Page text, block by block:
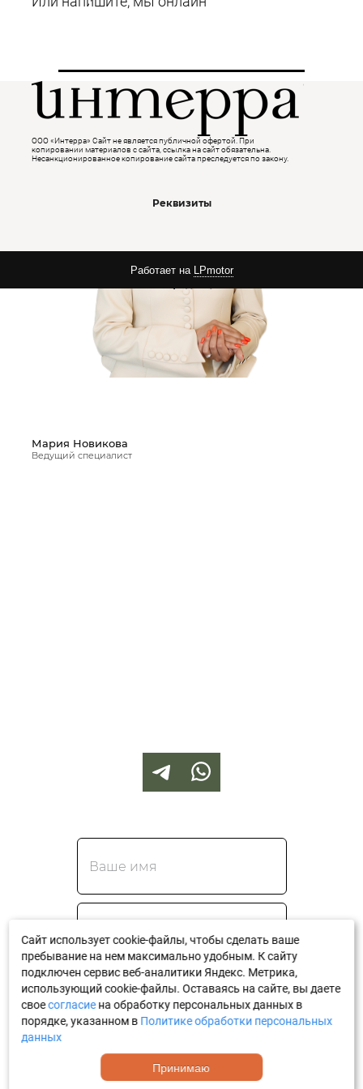
Мария Новикова
Ведущий специалист
Перезвоните мне
Согласиена обработку
персональных данных.
Контакты
ООО «Интерра» Сайт не является публичной офертой. При
копировании материалов с сайта, ссылка на сайт обязательна.
Несанкционированное копирование сайта преследуется по закону.
Реквизиты
Работает на LPmotor
Сайт использует cookie-файлы, чтобы сделать ваше
пребывание на нем максимально удобным. К cайту
подключен сервис веб-аналитики Яндекс. Метрика,
использующий cookie-файлы. Оставаясь на сайте, вы даете
своесогласиена обработку персональных данных в
порядке, указанном в Политике обработки персональных
данных
Принимаю